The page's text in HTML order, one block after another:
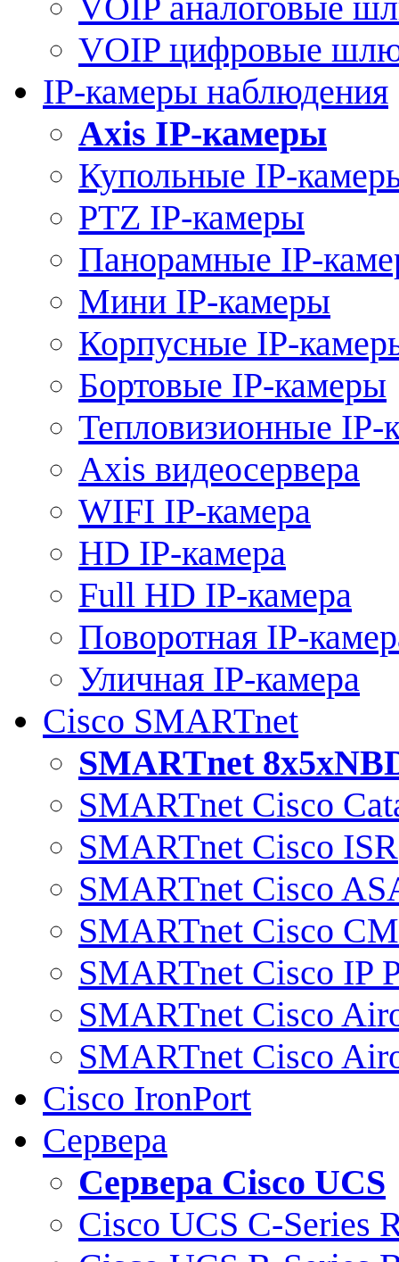
VOIP цифровые
IP-камеры наблюдения
Axis IP-камеры
Купольные IP-
PTZ IP-камеры
Панорамные IP-
Мини IP-камеры
Корпусные IP-
Бортовые IP-камеры
Тепловизионные IP-
Axis видеосервера
WIFI IP-камера
HD IP-камера
Full HD IP-камера
Поворотная IP-
Уличная IP-камера
Cisco SMARTnet
SMARTnet
SMARTnet Cisco
SMARTnet Cisco ISR
SMARTnet Cisco
SMARTnet Cisco
SMARTnet Cisco IP
SMARTnet Cisco
SMARTnet Cisco
Cisco IronPort
Сервера
Сервера Cisco UCS
Cisco UCS C-Series